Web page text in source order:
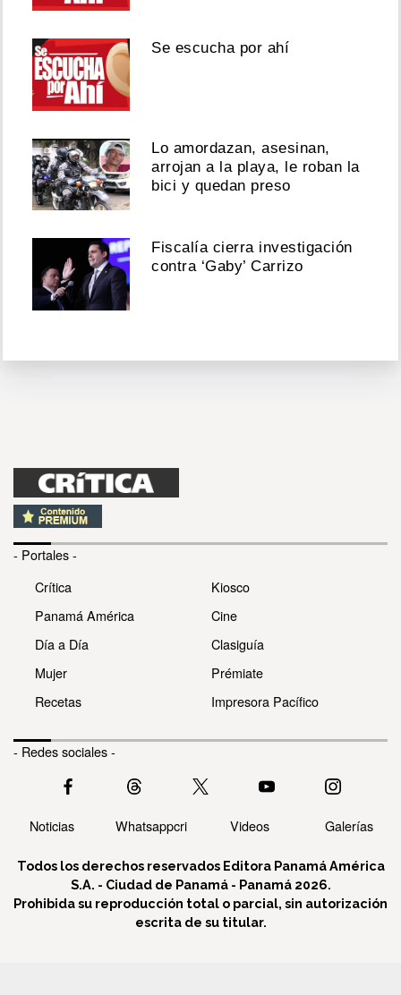
Se escucha por ahí
Lo amordazan, asesinan,
arrojan a la playa, le roban la
bici y quedan preso
Fiscalía cierra investigación
contra ‘Gaby’ Carrizo
- Portales -
Crítica
Panamá América
Día a Día
Mujer
Recetas
Kiosco
Cine
Clasiguía
Prémiate
Impresora Pacífico
- Redes sociales -
Noticias Whatsappcri Videos Galerías
Todos los derechos reservados Editora Panamá América
S.A. - Ciudad de Panamá - Panamá 2026.
Prohibida su reproducción total o parcial, sin autorización
escrita de su titular.